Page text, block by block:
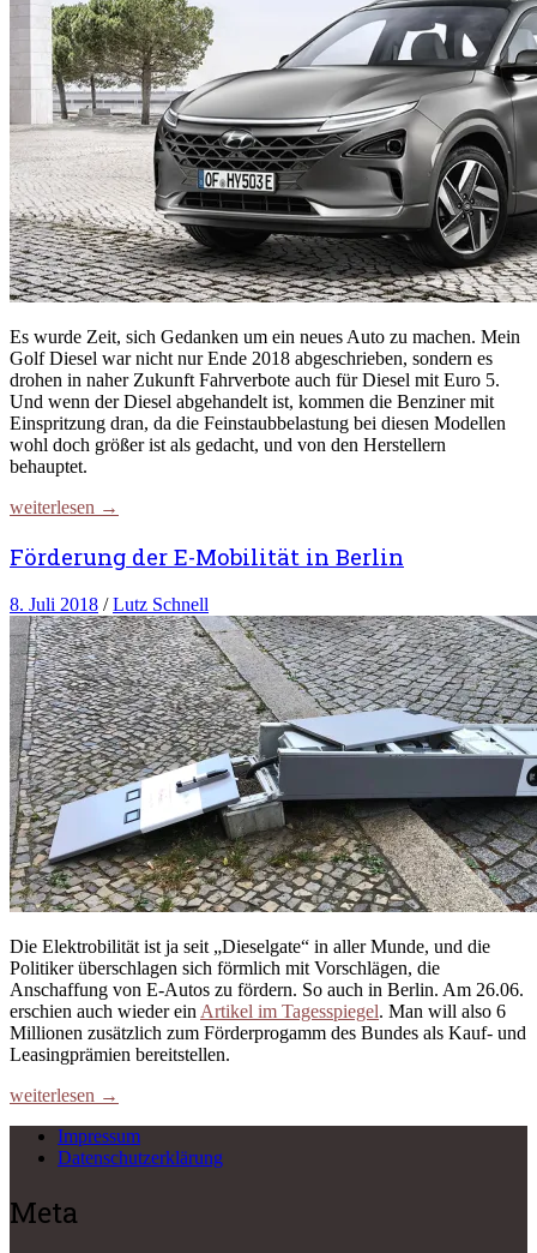
Es wurde Zeit, sich Gedanken um ein neues Auto zu machen. Mein
Golf Diesel war nicht nur Ende 2018 abgeschrieben, sondern es
drohen in naher Zukunft Fahrverbote auch für Diesel mit Euro 5.
Und wenn der Diesel abgehandelt ist, kommen die Benziner mit
Einspritzung dran, da die Feinstaubbelastung bei diesen Modellen
wohl doch größer ist als gedacht, und von den Herstellern
behauptet.
weiterlesen →
Förderung der E-Mobilität in Berlin
8. Juli 2018 /Lutz Schnell
Die Elektrobilität ist ja seit „Dieselgate“ in aller Munde, und die
Politiker überschlagen sich förmlich mit Vorschlägen, die
Anschaffung von E-Autos zu fördern. So auch in Berlin. Am 26.06.
erschien auch wieder ein Artikel im Tagesspiegel. Man will also 6
Millionen zusätzlich zum Förderprogamm des Bundes als Kauf- und
Leasingprämien bereitstellen.
weiterlesen →
Impressum
Datenschutzerklärung
Meta